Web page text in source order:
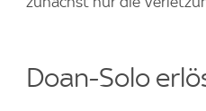
Doan-Solo